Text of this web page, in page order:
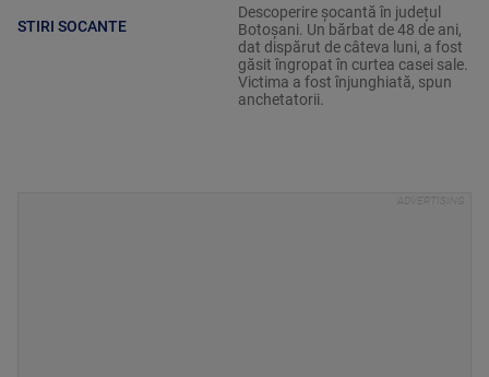
STIRI SOCANTE
Descoperire șocantă în județul
Botoșani. Un bărbat de 48 de ani,
dat dispărut de câteva luni, a fost
găsit îngropat în curtea casei sale.
Victima a fost înjunghiată, spun
anchetatorii.